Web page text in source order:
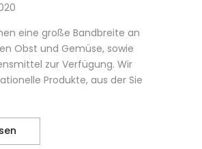
eine große Bandbreite an
Obst und Gemüse, sowie
zur Verfügung. Wir
Produkte, aus der Sie
Lammschulter kaufen in Ludweiler –